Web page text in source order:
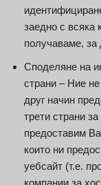
заедно с всяка
получаваме, за
Споделяне на
страни – Ние
друг начин
трети страни
предоставим
които ни
уебсайт (т.е.
компании за